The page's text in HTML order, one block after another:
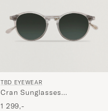
mere
til
TBD EYEWEAR
Cran Sunglasses
Transparent
1 299,-